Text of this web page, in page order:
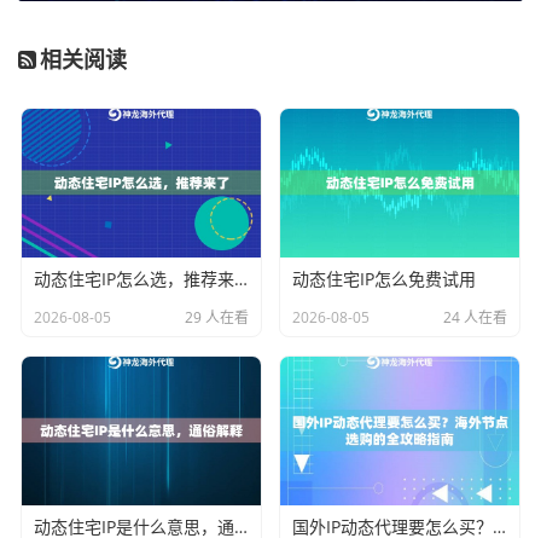
甚至城市？是否需要IP具备长期稳定的在线能力？对并
理清这些问题，才能避免“用大炮打蚊子”或“用小船渡重
洋”的尴尬。
如何根据业务场景匹配代理IP类型
一个简表来对比核心套餐的适用逻辑：
您的业务特征
推
荐
类
核心匹配逻辑
相关阅读
动态住宅IP怎么选，推荐来了
2026-08-05 29 人在看
动态住宅IP怎么免费试用
2026-08-05 24 人在看
动态住宅IP是什么意思，通俗解释 国外IP动态代理要怎么买？海外节点选购的全攻略指南